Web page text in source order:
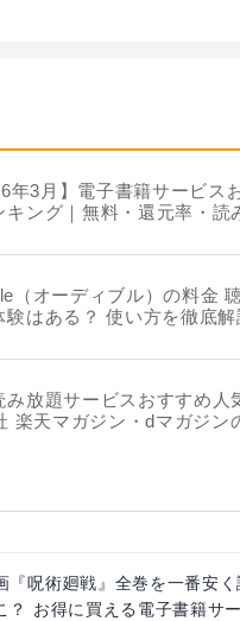
年3月】電子書籍サービス
キング｜無料・還元率・読
（オーディブル）の料金
験はある？ 使い方を徹底解
み放題サービスおすすめ人
楽天マガジン・dマガジン
『呪術廻戦』全巻を一番安
？ お得に買える電子書籍サ